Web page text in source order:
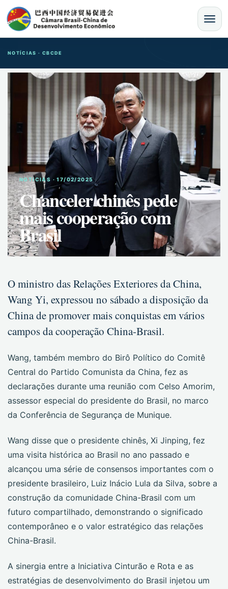
MENU
NOTÍCIAS · CBCDE
NOTíCIAS · 17/02/2025
Chanceler chinês pede
mais cooperação com
Brasil
O ministro das Relações Exteriores da China,
Wang Yi, expressou no sábado a disposição da
China de promover mais conquistas em vários
campos da cooperação China-Brasil.
Wang, também membro do Birô Político do Comitê
Central do Partido Comunista da China, fez as
declarações durante uma reunião com Celso Amorim,
assessor especial do presidente do Brasil, no marco
da Conferência de Segurança de Munique.
Wang disse que o presidente chinês, Xi Jinping, fez
uma visita histórica ao Brasil no ano passado e
alcançou uma série de consensos importantes com o
presidente brasileiro, Luiz Inácio Lula da Silva, sobre a
construção da comunidade China-Brasil com um
futuro compartilhado, demonstrando o significado
contemporâneo e o valor estratégico das relações
China-Brasil.
A sinergia entre a Iniciativa Cinturão e Rota e as
estratégias de desenvolvimento do Brasil injetou um